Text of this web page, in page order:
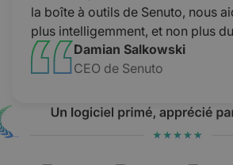
la boîte à outils de Senuto, nous
plus intelligemment, et non plus
Damian Salkowski
CEO de Senuto